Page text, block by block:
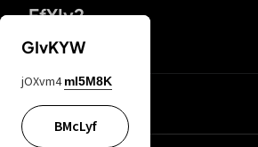
FfYIy2
ZbBJcb
GIvKYW
jOXvm4 mI5M8K
BMcLyf